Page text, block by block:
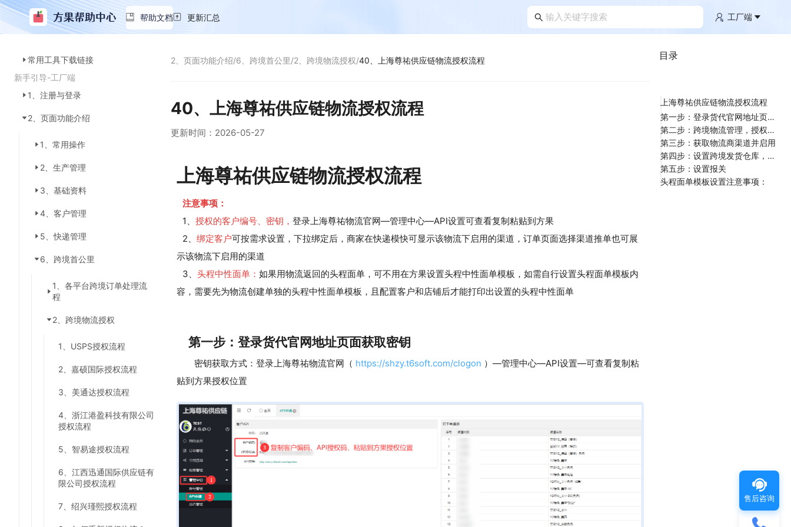
帮助文档 更新汇总 工厂端
常用工具下载链接
新手引导-工厂端
1、注册与登录
2、页面功能介绍
1、常用操作
2、生产管理
3、基础资料
4、客户管理
5、快递管理
6、跨境首公里
1、各平台跨境订单处理流
程
2、跨境物流授权
1、USPS授权流程
2、嘉硕国际授权流程
3、美通达授权流程
4、浙江港盈科技有限公司
授权流程
5、智易途授权流程
6、江西迅通国际供应链有
限公司授权流程
7、绍兴瑾熙授权流程
2、页面功能介绍/6、跨境首公里/2、跨境物流授权/40、上海尊祐供应链物流授权流程
40、上海尊祐供应链物流授权流程
更新时间： 2026-05-27
上海尊祐供应链物流授权流程
注意事项：
1、 授权的客户编号、密钥， 登录上海尊祐物流官网—管理中心—API设置可查看复制粘贴到方果
2、 绑定客户可按需求设置，下拉绑定后，商家在快递模快可显示该物流下启用的渠道，订单页面选择渠道推单也可展
示该物流下启用的渠道
3、 头程中性面单： 如果用物流返回的头程面单，可不用在方果设置头程中性面单模板，如需自行设置头程面单模板内
容，需要先为物流创建单独的头程中性面单模板，且配置客户和店铺后才能打印出设置的头程中性面单
第一步：登录货代官网地址页面获取密钥
密钥获取方式：登录上海尊祐物流官网（ https://shzy.t6soft.com/clogon ）—管理中心—API设置—可查看复制粘
贴到方果授权位置
目录
上海尊祐供应链物流授权流程
第一步：登录货代官网地址页面获取密钥
第二步：跨境物流管理，授权物流商
第三步：获取物流商渠道并启用
第四步：设置跨境发货仓库，绑定渠道
第五步：设置报关
头程面单模板设置注意事项：
售后咨询